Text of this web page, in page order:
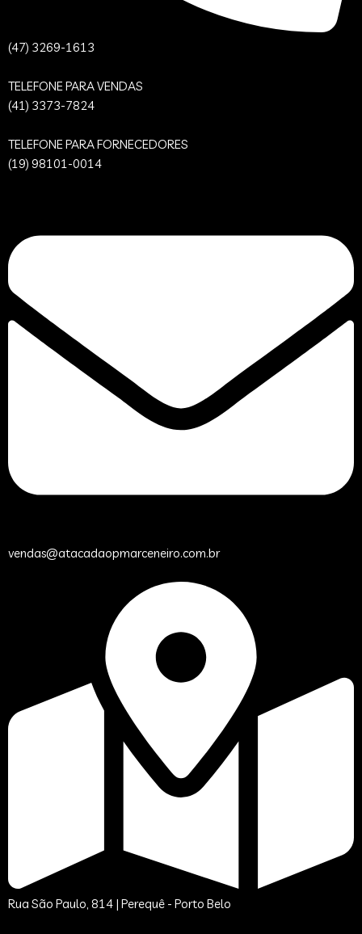
(47) 3269-1613
TELEFONE PARA VENDAS
(41) 3373-7824
TELEFONE PARA FORNECEDORES
(19) 98101-0014
vendas@atacadaopmarceneiro.com.br
Rua São Paulo, 814 | Perequê - Porto Belo